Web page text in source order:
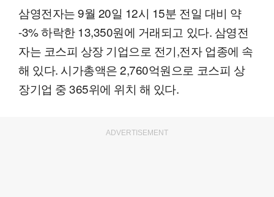
삼영전자는 9월 20일 12시 15분 전일 대비 약
-3% 하락한 13,350원에 거래되고 있다. 삼영전
자는 코스피 상장 기업으로 전기,전자 업종에 속
해 있다. 시가총액은 2,760억원으로 코스피 상
장기업 중 365위에 위치 해 있다.
ADVERTISEMENT